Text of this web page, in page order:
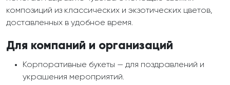
композиций из классических и экзотических цветов,
доставленных в удобное время.
Для компаний и организаций
Корпоративные букеты — для поздравлений и
украшения мероприятий.